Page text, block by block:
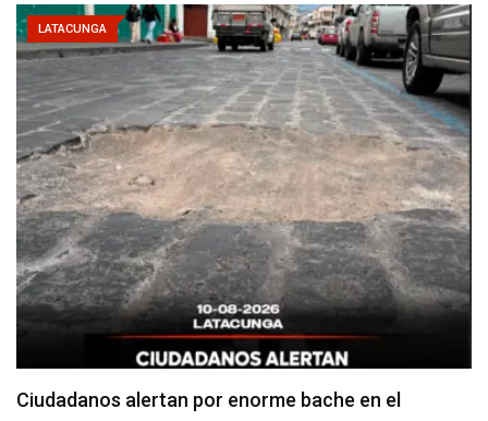
LATACUNGA
Denuncian falta de señalización en zonas de